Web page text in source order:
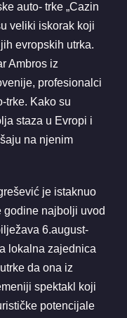
auto- trke „Cazin
veliki iskorak koji
evropskih utrka.
Ambros iz
profesionalci
trke. Kako su
staza u Evropi i
na njenim
je istaknuo
godine najbolji uvod
6.august-
lokalna zajednica
da ona iz
spektakl koji
potencijale